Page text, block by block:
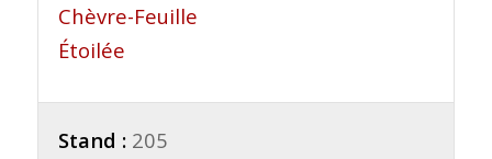
Chèvre-Feuille
Étoilée
Stand : 205